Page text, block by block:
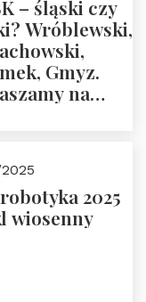
– śląski czy
Wróblewski,
Gmyz.
na
2025
wiosenny